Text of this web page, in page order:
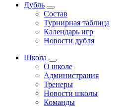
Дубль
Состав
Турнирная таблица
Календарь игр
Новости дубля
Школа
О школе
Администрация
Тренеры
Новости школы
Команды